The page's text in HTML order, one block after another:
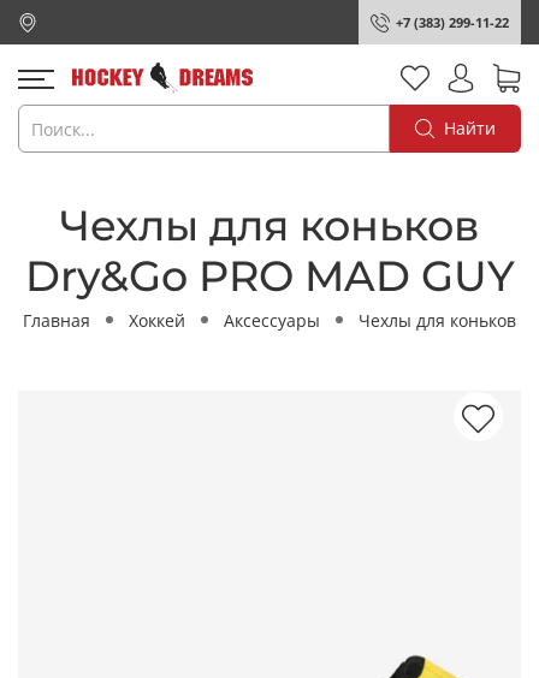
+7 (383) 299-11-22
Найти
Чехлы для коньков
Dry&Go PRO MAD GUY
Главная Хоккей Аксессуары Чехлы для коньков